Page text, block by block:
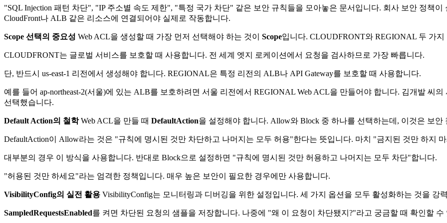
"SQL Injection 패턴 차단", "IP 주소별 속도 제한", "특정 국가 차단" 같은 보안 규칙들을 모아놓은 문서입니다. 회사 보안 정책
CloudFront나 ALB 같은 리소스에 연결되어야 실제로 작동합니다.
Scope 선택의 중요성 Web ACL을 생성할 때 가장 먼저 선택해야 하는 것이 Scope입니다. CLOUDFRONT와 REGIONAL 두 가
CLOUDFRONT는 글로벌 서비스를 보호할 때 사용합니다. 전 세계 엣지 로케이션에서 요청을 검사하므로 가장 빠릅니다.
단, 반드시 us-east-1 리전에서 생성해야 합니다. REGIONAL은 특정 리전의 ALB나 API Gateway를 보호할 때 사용합니다.
예를 들어 ap-northeast-2(서울)에 있는 ALB를 보호하려면 서울 리전에서 REGIONAL Web ACL을 만들어야 합니다. 김개발 씨
선택했습니다.
Default Action의 철학Web ACL을 만들 때 DefaultAction을 설정해야 합니다. Allow와 Block 중 하나를 선택하는데, 이것은 보
DefaultAction이 Allow라는 것은 "규칙에 명시된 것만 차단하고 나머지는 모두 허용"한다는 뜻입니다. 마치 "금지된 것만 하지
대부분의 경우 이 방식을 사용합니다. 반대로 Block으로 설정하면 "규칙에 명시된 것만 허용하고 나머지는 모두 차단"합니다.
"허용된 것만 하세요"라는 엄격한 정책입니다. 매우 높은 보안이 필요한 경우에만 사용합니다.
VisibilityConfig의 실전 활용 VisibilityConfig는 모니터링과 디버깅을 위한 설정입니다. 세 가지 옵션을 모두 활성화하는 것을 강
SampledRequestsEnabled를 켜면 차단된 요청의 샘플을 저장합니다. 나중에 "왜 이 요청이 차단됐지?"라고 궁금할 때 확인할 수